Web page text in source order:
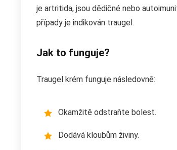
je artritida, jsou dědičné nebo
případy je indikován traugel.
Jak to funguje?
Traugel krém funguje následovně:
Okamžitě odstraňte bolest.
Dodává kloubům živiny.